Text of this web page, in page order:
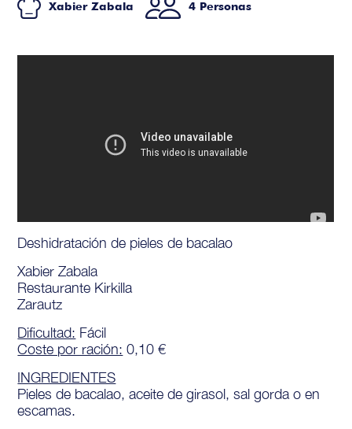
Xabier Zabala 4 Personas
Deshidratación de pieles de bacalao
Xabier Zabala
Restaurante Kirkilla
Zarautz
Dificultad: Fácil
Coste por ración: 0,10 €
INGREDIENTES
Pieles de bacalao, aceite de girasol, sal gorda o en
escamas.